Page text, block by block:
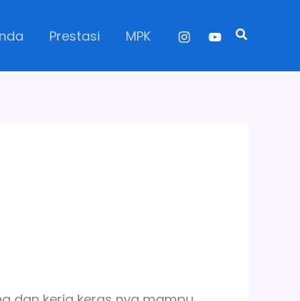
Prestasi MPK Search